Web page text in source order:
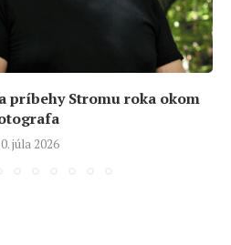
príbehy Stromu roka okom
júla 2026